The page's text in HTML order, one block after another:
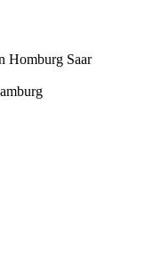
Homburg Saar